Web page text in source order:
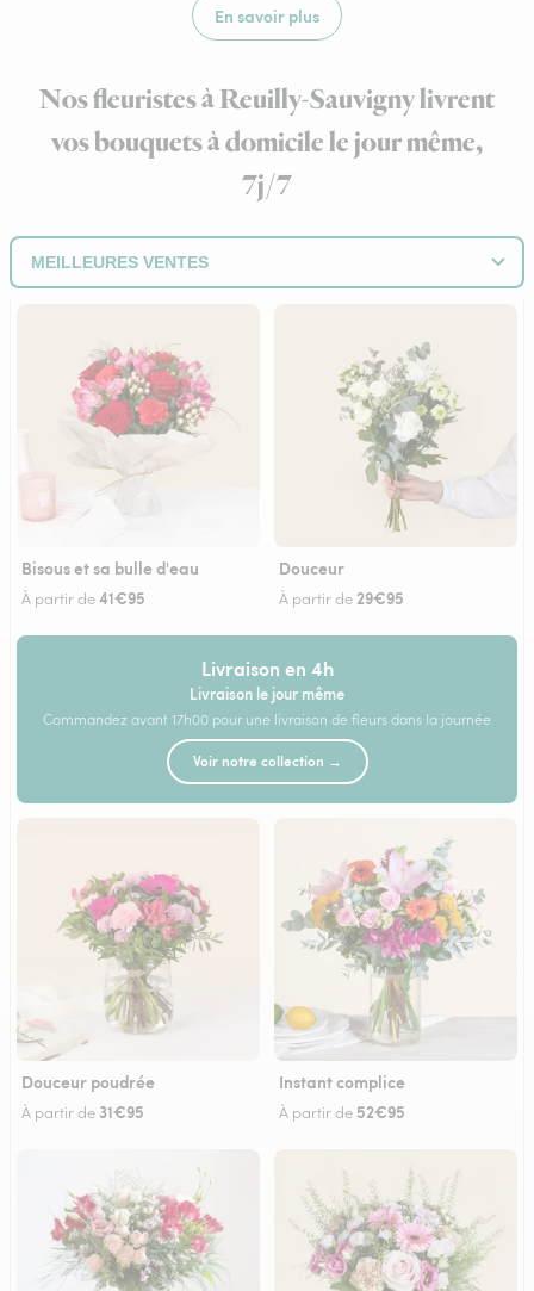
En savoir plus
Nos fleuristes à Reuilly-Sauvigny livrent
vos bouquets à domicile le jour même,
7j/7
Bisous et sa bulle d'eau
À partir de41€95
Douceur
À partir de29€95
Livraison en 4h
Livraison le jour même
Commandez avant 17h00 pour une livraison de fleurs dans la journée
Voir notre collection →
Douceur poudrée
À partir de 31€95
Instant complice
À partir de 52€95